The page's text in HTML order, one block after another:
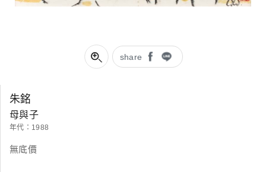
share
朱銘
母與子
年代：1988
無底價